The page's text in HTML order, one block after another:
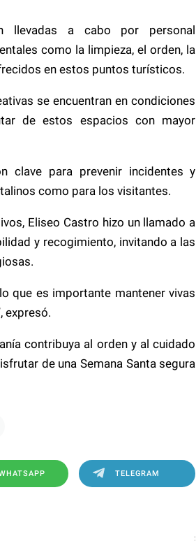
llevadas a cabo por personal
como la limpieza, el orden, la
en estos puntos turísticos.
se encuentran en condiciones
de estos espacios con mayor
clave para prevenir incidentes y
como para los visitantes.
Eliseo Castro hizo un llamado a
y recogimiento, invitando a las
que es importante mantener vivas
expresó.
contribuya al orden y al cuidado
de una Semana Santa segura
TELEGRAM